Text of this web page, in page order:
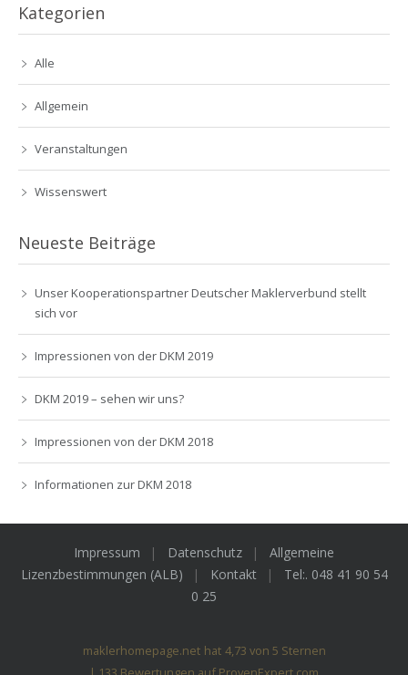
Kategorien
Alle
Allgemein
Veranstaltungen
Wissenswert
Neueste Beiträge
Unser Kooperationspartner Deutscher Maklerverbund stellt
sich vor
Impressionen von der DKM 2019
DKM 2019 – sehen wir uns?
Impressionen von der DKM 2018
Informationen zur DKM 2018
Impressum Datenschutz
Allgemeine
Lizenzbestimmungen (ALB)
Kontakt
Tel:. 048 41 90 54
0 25
maklerhomepage.net hat 4,73 von 5 Sternen